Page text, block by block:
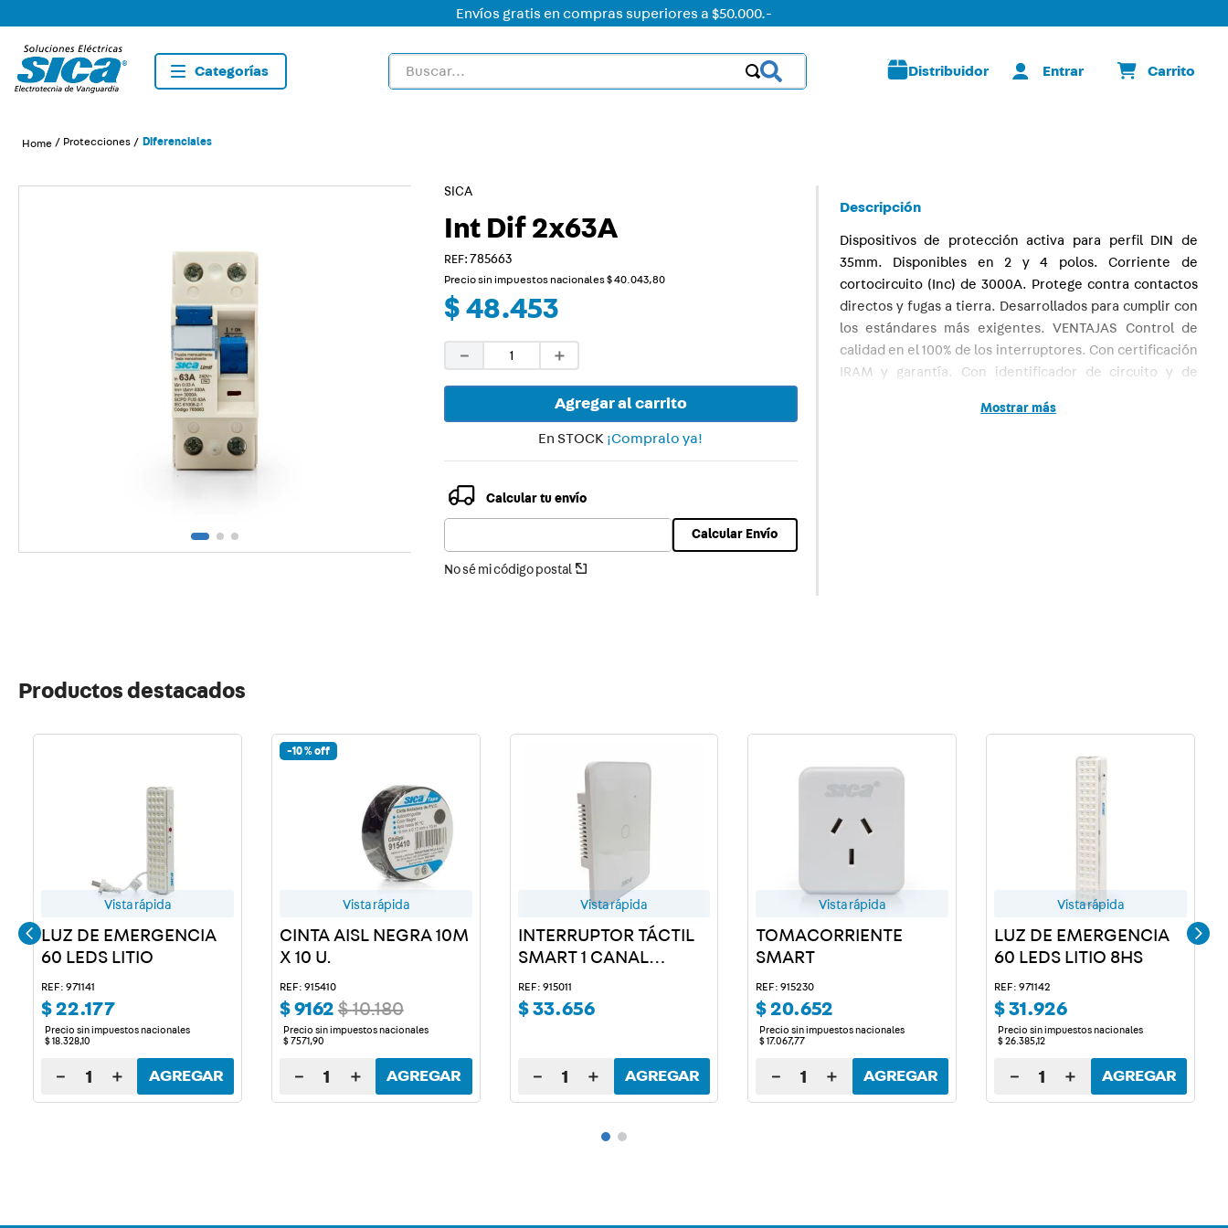
Envíos gratis en compras superiores a $50.000.-
Buscar...
Distribuidor
Protecciones Diferenciales
SICA
Int Dif 2x63A
: 785663
Precio sin impuestos nacionales$40. 043,80
$ 48.453
＋
－
Agregar al carrito
En STOCK ¡Compralo ya!
Calcular tu envío
No sé mi código postal
Calcular Envío
Descripción
Dispositivos de protección activa para perfil DIN de
35mm. Disponibles en 2 y 4 polos. Corriente de
cortocircuito (Inc) de 3000A. Protege contra contactos
directos y fugas a tierra. Desarrollados para cumplir con
los estándares más exigentes. VENTAJAS Control de
calidad en el 100% de los interruptores. Con certificación
IRAM y garantía. Con identificador de circuito y de
300mA tipo S (ideales para industrias, con disparo
Mostrar más
Productos destacados
Vista rápida
LUZ DE EMERGENCIA
60 LEDS LITIO
REF: 971141
$22.177
Precio sin impuestos nacionales
$18. 328,10
＋
－ AGREGAR
-10 %
Vista rápida
CINTA AISL NEGRA 10M
X 10 U.
REF: 915410
$9162 $10.180
Precio sin impuestos nacionales
$ 7571,90
＋
－ AGREGAR
Vista rápida
INTERRUPTOR TÁCTIL
SMART 1 CANAL
BLANCO
REF: 915011
$33.656
＋
－ AGREGAR
Vista rápida
TOMACORRIENTE
SMART
REF: 915230
$20.652
Precio sin impuestos nacionales
$ 17.067,77
＋
－ AGREGAR
Vista rápida
LUZ DE EMERGENCIA
60 LEDS LITIO 8HS
REF: 971142
$31.926
Precio sin impuestos nacionales
$26 .385,12
＋
－ AGREGAR